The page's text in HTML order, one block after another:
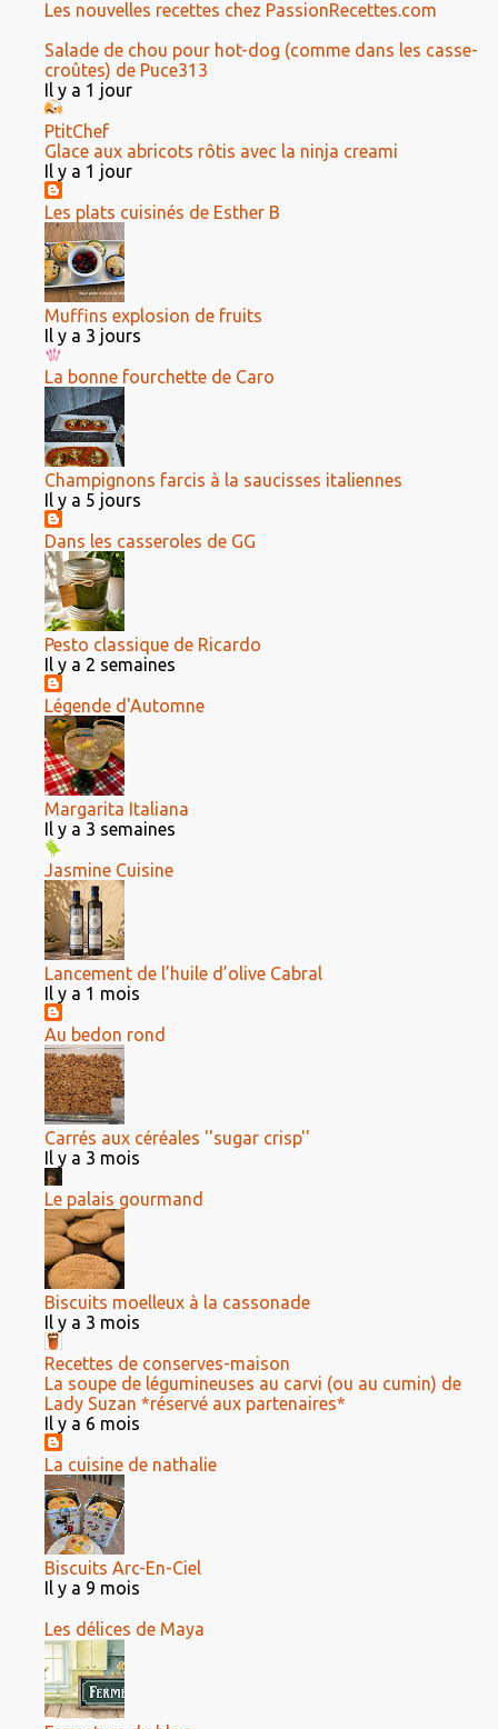
Les nouvelles recettes chez PassionRecettes.com
Salade de chou pour hot-dog (comme dans les casse-
croûtes) de Puce313
Il y a 1 jour
PtitChef
Glace aux abricots rôtis avec la ninja creami
Il y a 1 jour
Les plats cuisinés de Esther B
Muffins explosion de fruits
Il y a 3 jours
La bonne fourchette de Caro
Champignons farcis à la saucisses italiennes
Il y a 5 jours
Dans les casseroles de GG
Pesto classique de Ricardo
Il y a 2 semaines
Légende d'Automne
Margarita Italiana
Il y a 3 semaines
Jasmine Cuisine
Lancement de l’huile d’olive Cabral
Il y a 1 mois
Au bedon rond
Carrés aux céréales ''sugar crisp''
Il y a 3 mois
Le palais gourmand
Biscuits moelleux à la cassonade
Il y a 3 mois
Recettes de conserves-maison
La soupe de légumineuses au carvi (ou au cumin) de
Lady Suzan *réservé aux partenaires*
Il y a 6 mois
La cuisine de nathalie
Biscuits Arc-En-Ciel
Il y a 9 mois
Les délices de Maya